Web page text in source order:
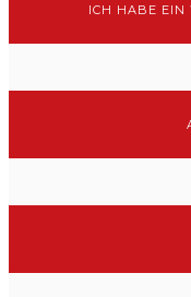
ICH HABE EIN